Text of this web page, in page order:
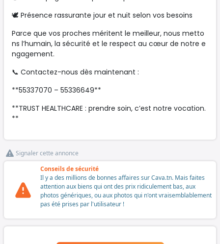
🕊️ Présence rassurante jour et nuit selon vos besoins
Parce que vos proches méritent le meilleur, nous metto
ns l’humain, la sécurité et le respect au cœur de notre e
ngagement.
📞 Contactez-nous dès maintenant :
**55337070 – 55336649**
**TRUST HEALTHCARE : prendre soin, c’est notre vocation.
**
Signaler cette annonce
Conseils de sécurité
Il y a des millions de bonnes affaires sur Cava.tn. Mais faites
attention aux biens qui ont des prix ridiculement bas, aux
photos génériques, ou aux photos qui n'ont vraisemblablement
pas été prises par l'utilisateur !